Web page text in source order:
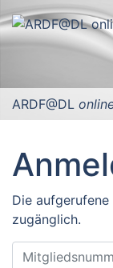
ARDF@DL
Die
zugänglich.